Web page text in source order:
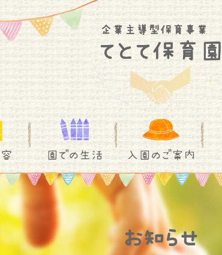
園での生活 入園のご案内
お知らせ